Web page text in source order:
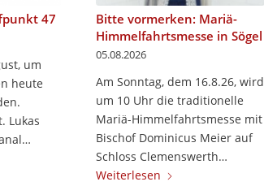
47
um
heute
Lukas
Bitte vormerken: Mariä-
Himmelfahrtsmesse in Sögel
05.08.2026
Am Sonntag, dem 16.8.26, wird
um 10 Uhr die traditionelle
Mariä-Himmelfahrtsmesse mit
Bischof Dominicus Meier auf
Schloss Clemenswerth…
Weiterlesen